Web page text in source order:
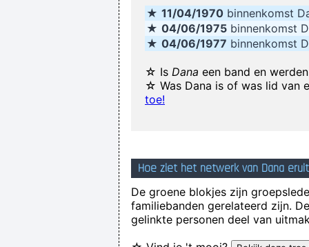
I'm investing in a company that has
He's a poet, he's a
I´m a tidy sort of
I was only 21 I was just trying
★ 11/04/1970 binnenkomst
★ 04/06/1975 binnenkomst
★ 04/06/1977 binnenkomst
☆ Is Dana een band en
☆ Was Dana is of was lid van
toe!
Hoe ziet het netwerk van Dana
De groene blokjes zijn
familiebanden gerelateerd zijn.
gelinkte personen deel van